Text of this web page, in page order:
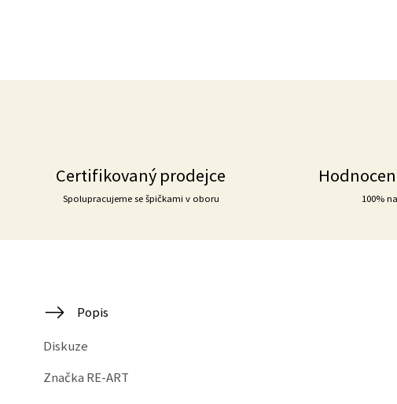
Certifikovaný prodejce
Spolupracujeme se špičkami v oboru 100%
Popis
Diskuze
Značka RE-ART